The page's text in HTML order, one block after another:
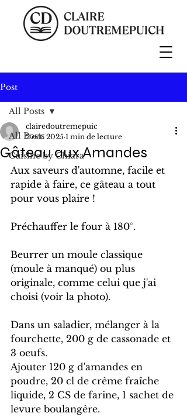
Post
All Posts
Cuisine by Chiara
All Posts
Gâteau aux Amandes
clairedoutremepuic
2 oct. 2025 1 min de lecture
Aux saveurs d'automne, facile et
rapide à faire, ce gâteau a tout
pour vous plaire !
Préchauffer le four à 180°.
Beurrer un moule classique
(moule à manqué) ou plus
originale, comme celui que j'ai
choisi (voir la photo).
Dans un saladier, mélanger à la
fourchette, 200 g de cassonade et
3 oeufs.
Ajouter 120 g d'amandes en
poudre, 20 cl de crème fraîche
liquide, 2 CS de farine, 1 sachet de
levure boulangère.